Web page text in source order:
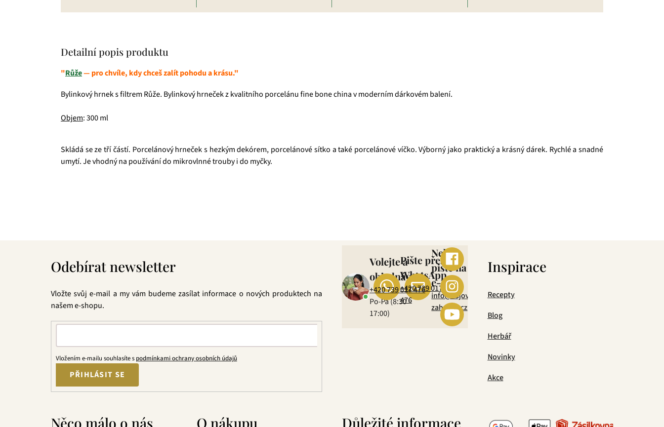
Detailní popis produktu
"Růže— pro chvíle, kdy chceš zalít pohodu a krásu."
Bylinkový hrnek s filtrem Růže. Bylinkový hrneček z kvalitního porcelánu fine bone china v moderním dárkovém balení.
Objem: 300 ml
Skládá se ze tří částí. Porcelánový hrneček s hezkým dekórem, porcelánové sítko a také porcelánové víčko. Výborný jako praktický a krásný dárek. Rychlé a snadné
umytí. Je vhodný na používání do mikrovlnné trouby i do myčky.
Odebírat newsletter
Vložte svůj e-mail a my vám budeme zasílat informace o nových produktech na
našem e-shopu.
Vložením e-mailu souhlasíte s podmínkami ochrany osobních údajů
PŘIHLÁSIT SE
Volejte a
objednávejte
+420 739 017 476
Po-Pá (8:30 –
17:00)
Pište přes
WhatsApp
+420 739 017
476
Nebo
pište na
e-mail
info@cajova-
zahrada.cz
Inspirace
Recepty
Blog
Herbář
Novinky
Akce
Něco málo o nás O nákupu Důležité informace